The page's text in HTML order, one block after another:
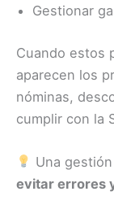
Gestionar
Cuando estos
aparecen los
nóminas,
cumplir con la
Una
evitar errores